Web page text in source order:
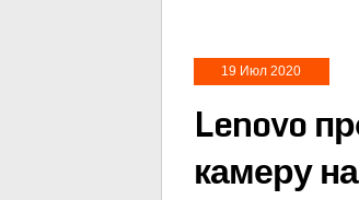
19 Июл 2020
Lenovo
камеру